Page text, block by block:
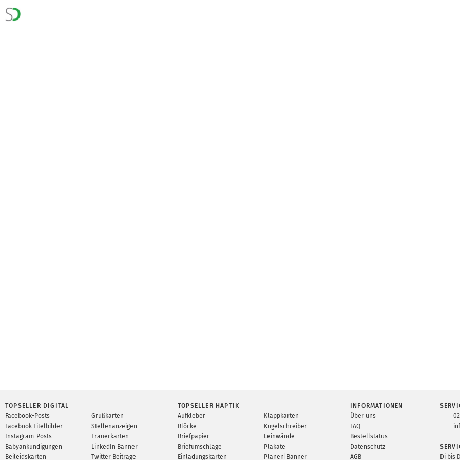
TOPSELLER DIGITAL
Facebook-Posts
Facebook Titelbilder
Instagram-Posts
Babyankündigungen
Beileidskarten
Grußkarten
Stellenanzeigen
Trauerkarten
LinkedIn Banner
Twitter Beiträge
TOPSELLER HAPTIK
Aufkleber
Blöcke
Briefpapier
Briefumschläge
Einladungskarten
Klappkarten
Kugelschreiber
Leinwände
Plakate
Planen|Banner
INFORMATIONEN
Über uns
FAQ
Bestellstatus
Datenschutz
AGB
Di bis